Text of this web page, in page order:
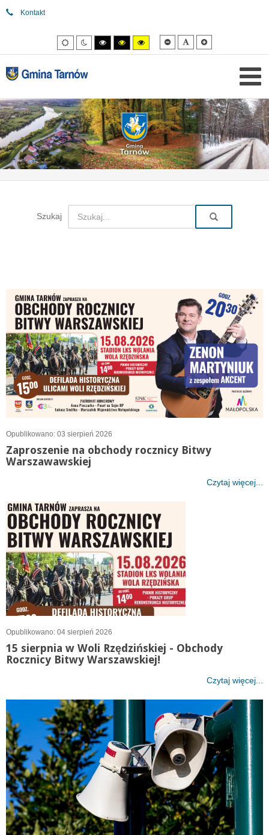
Kontakt
Tryb
domyślny
Tryb
nocny
Tryb
wysokiego
kontrastu
Tryb
wysokiego
kontrastu
Tryb
wysokiego
kontrastu
Mniejsza
czcionka
Domyślna
czcionka
Szukaj
Opublikowano: 03 sierpień 2026
Zaproszenie na obchody rocznicy Bitwy
Warszawawskiej
Czytaj więcej...
Opublikowano: 04 sierpień 2026
15 sierpnia w Woli Rzędzińskiej - Obchody
Rocznicy Bitwy Warszawskiej!
Czytaj więcej...